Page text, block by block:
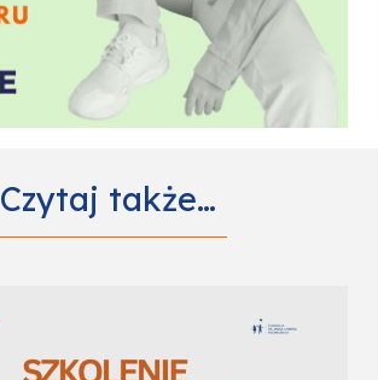
Czytaj także…